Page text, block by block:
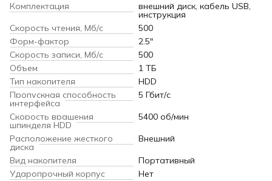
Комплектация
внешний диск, кабель USB,
инструкция
Скорость чтения, Мб/с
500
Форм-фактор
2.5"
Скорость записи, Мб/с
500
Объем
1 ТБ
Тип накопителя
HDD
Пропускная способность
интерфейса
5 Гбит/с
Скорость вращения
шпинделя HDD
5400 об/мин
Расположение жесткого
диска
Внешний
Вид накопителя
Портативный
Ударопрочный корпус
Нет